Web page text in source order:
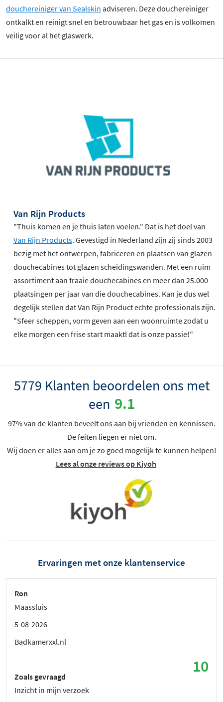
douchereiniger van Sealskin adviseren. Deze douchereiniger
ontkalkt en reinigt snel en betrouwbaar het gas en is volkomen
veilig voor al het glaswerk.
Van Rijn Products
"Thuis komen en je thuis laten voelen." Dat is het doel van
Van Rijn Products. Gevestigd in Nederland zijn zij sinds 2003
bezig met het ontwerpen, fabriceren en plaatsen van glazen
douchecabines tot glazen scheidingswanden. Met een ruim
assortiment aan fraaie douchecabines en meer dan 25.000
plaatsingen per jaar van die douchecabines. Kan je dus wel
degelijk stellen dat Van Rijn Product echte professionals zijn.
"Sfeer scheppen, vorm geven aan een woonruimte zodat u
elke morgen een frise start maaktl dat is onze passie!"
5779 Klanten beoordelen ons met
een 9.1
97% van de klanten beveelt ons aan bij vrienden en kennissen.
De feiten liegen er niet om.
Wij doen er alles aan om je zo goed mogelijk te kunnen helpen!
Lees al onze reviews op Kiyoh
Ervaringen met onze klantenservice
Ron
Maassluis
5-08-2026
Badkamerxxl.nl
10
Zoals gevraagd
Inzicht in mijn verzoek